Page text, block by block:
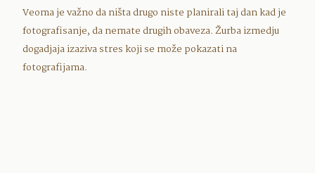
Veoma je važno da ništa drugo niste planirali taj dan kad je
fotografisanje, da nemate drugih obaveza. Žurba izmedju
dogadjaja izaziva stres koji se može pokazati na
fotografijama.